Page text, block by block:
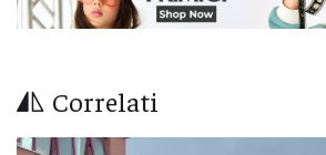
Correlati